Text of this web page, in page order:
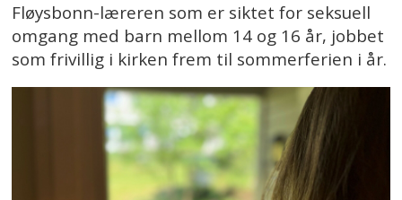
Fløysbonn-læreren som er siktet for seksuell
omgang med barn mellom 14 og 16 år, jobbet
som frivillig i kirken frem til sommerferien i år.